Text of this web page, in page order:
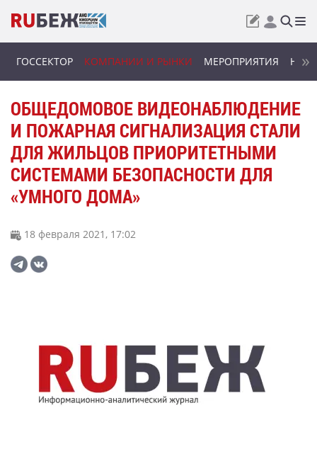
ГОССЕКТОР КОМПАНИИ И РЫНКИ МЕРОПРИЯТИЯ
ОБЩЕДОМОВОЕ ВИДЕОНАБЛЮДЕНИЕ
И ПОЖАРНАЯ СИГНАЛИЗАЦИЯ СТАЛИ
ДЛЯ ЖИЛЬЦОВ ПРИОРИТЕТНЫМИ
СИСТЕМАМИ БЕЗОПАСНОСТИ ДЛЯ
«УМНОГО ДОМА»
18 февраля 2021, 17:02